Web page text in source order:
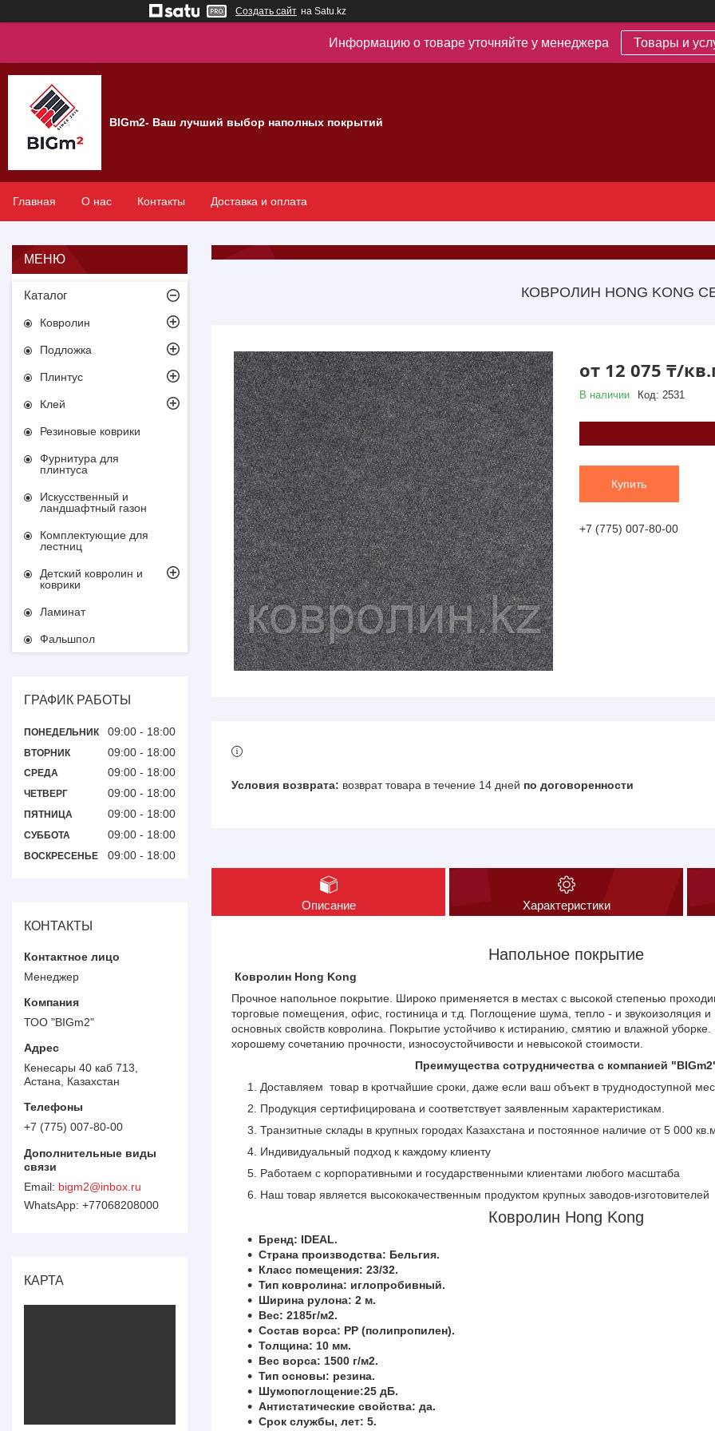
Создать сайт на Satu.kz
Информацию о товаре уточняйте у менеджера Товары и
BIGm2- Ваш лучший выбор наполных покрытий
Главная О нас Контакты Доставка и оплата
КОВРОЛИН HONG KONG
от 12 075 ₸/
В наличии Код: 2531
Купить
+7 (775) 007-80-00
возврат товара в течение 14 дней по договоренности
Описание Характеристики
Напольное покрытие
Ковролин Hong Kong
Прочное напольное покрытие. Широко применяется в местах с высокой степенью
торговые помещения, офис, гостиница и т.д. Поглощение шума, тепло - и звукоизоляция и
основных свойств ковролина. Покрытие устойчиво к истиранию, смятию и влажной
хорошему сочетанию прочности, износоустойчивости и невысокой стоимости.
Преимущества сотрудничества с компанией
Доставляем товар в кротчайшие сроки, даже если ваш объект в труднодоступной
Продукция сертифицирована и соответствует заявленным характеристикам.
Транзитные склады в крупных городах Казахстана и постоянное наличие от 5 000
Индивидуальный подход к каждому клиенту
Работаем с корпоративными и государственными клиентами любого масштаба
Наш товар является высококачественным продуктом крупных заводов-изготовителей
Ковролин Hong Kong
Бренд: IDEAL.
Страна производства: Бельгия.
Класс помещения: 23/32.
Тип ковролина: иглопробивный.
Ширина рулона: 2 м.
Вес: 2185г/м2.
Состав ворса: PP (полипропилен).
Толщина: 10 мм.
Вес ворса: 1500 г/м2.
Тип основы: резина.
Шумопоглощение:25 дБ.
Антистатические свойства: да.
Срок службы, лет: 5.
Каталог
Ковролин
Подложка
Плинтус
Клей
Резиновые коврики
Фурнитура для
плинтуса
Искусственный и
ландшафтный газон
Комплектующие для
лестниц
Детский ковролин и
коврики
Ламинат
Фальшпол
ГРАФИК РАБОТЫ
ПОНЕДЕЛЬНИК 09:00 18:00
ВТОРНИК 09:00 18:00
СРЕДА 09:00 18:00
ЧЕТВЕРГ 09:00 18:00
ПЯТНИЦА 09:00 18:00
СУББОТА 09:00 18:00
ВОСКРЕСЕНЬЕ 09:00 18:00
КОНТАКТЫ
Менеджер
ТОО "BIGm2"
Кенесары 40 каб 713,
Астана, Казахстан
+7 (775) 007-80-00
bigm2@inbox.ru
+77068208000
КАРТА